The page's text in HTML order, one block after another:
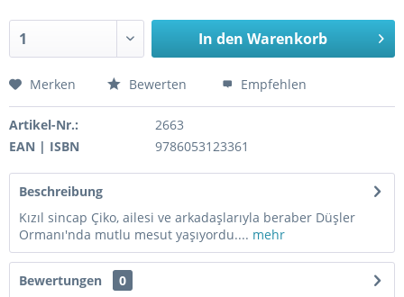
In den Warenkorb
Merken Bewerten Empfehlen
Artikel-Nr.:
2663
EAN | ISBN
9786053123361
Beschreibung
Kızıl sincap Çiko, ailesi ve arkadaşlarıyla beraber Düşler
Ormanı'nda mutlu mesut yaşıyordu.... mehr
Bewertungen
0